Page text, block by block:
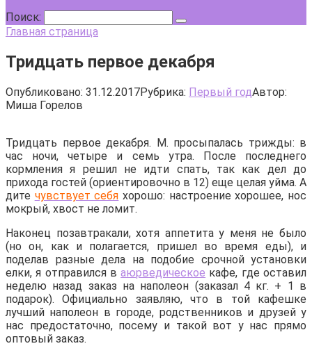
Поиск:
Главная страница
Тридцать первое декабря
Опубликовано: 31.12.2017Рубрика: Первый годАвтор:
Миша Горелов
Тридцать первое декабря. М. просыпалась трижды: в
час ночи, четыре и семь утра. После последнего
кормления я решил не идти спать, так как дел до
прихода гостей (ориентировочно в 12) еще целая уйма. А
дите чувствует себя хорошо: настроение хорошее, нос
мокрый, хвост не ломит.
Наконец позавтракали, хотя аппетита у меня не было
(но он, как и полагается, пришел во время еды), и
поделав разные дела на подобие срочной установки
елки, я отправился ваюрведическое кафе, где оставил
неделю назад заказ на наполеон (заказал 4 кг. + 1 в
подарок). Официально заявляю, что в той кафешке
лучший наполеон в городе, родственников и друзей у
нас предостаточно, посему и такой вот у нас прямо
оптовый заказ.